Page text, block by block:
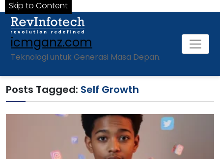
Skip to Content
icmganz.com
Teknologi untuk Generasi Masa Depan.
Posts Tagged: Self Growth